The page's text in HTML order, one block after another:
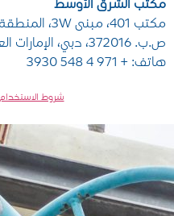
مكتب 401، مبنى 3W، المنطقة الحرة بمطار دبي
ص.ب. 372016، دبي، الإمارات العربية المتحدة
هاتف: + 971 4 548 3930
شروط الاستخدام